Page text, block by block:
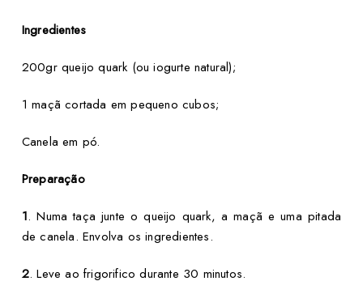
Ingredientes
200gr queijo quark (ou iogurte natural);
1 maçã cortada em pequeno cubos;
Canela em pó.
Preparação
1. Numa taça junte o queijo quark, a maçã e uma pitada
de canela. Envolva os ingredientes.
2. Leve ao frigorifico durante 30 minutos.